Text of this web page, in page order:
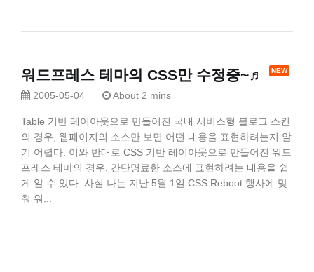
워드프레스 테마의 CSS만 수정중~♬
2005-05-04 About 2 mins
Table 기반 레이아웃으로 만들어진 국내 서비스형 블로그 스킨
의 경우, 웹페이지의 소스만 보면 어떤 내용을 표현하려는지 알
기 어렵다. 이와 반대로 CSS 기반 레이아웃으로 만들어진 워드
프레스 테마의 경우, 간단명료한 소스에 표현하려는 내용을 쉽
게 알 수 있다. 사실 나는 지난 5월 1일 CSS Reboot 행사에 맞
춰 워...